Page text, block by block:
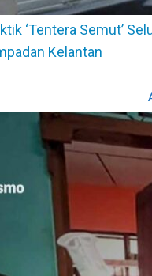
‘Tentera Semut’
Kelantan